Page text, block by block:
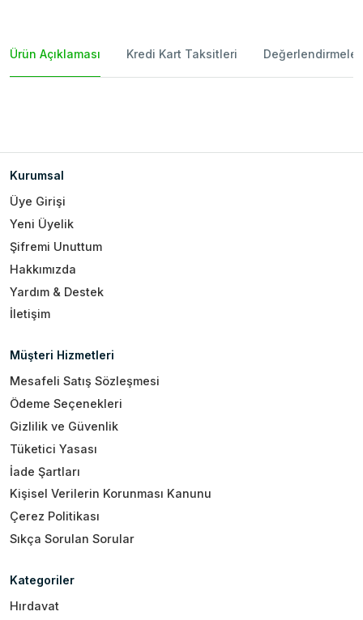
Ürün Açıklaması Kredi Kart Taksitleri Değerlendirmeler
Kurumsal
Üye Girişi
Yeni Üyelik
Şifremi Unuttum
Hakkımızda
Yardım & Destek
İletişim
Müşteri Hizmetleri
Mesafeli Satış Sözleşmesi
Ödeme Seçenekleri
Gizlilik ve Güvenlik
Tüketici Yasası
İade Şartları
Kişisel Verilerin Korunması Kanunu
Çerez Politikası
Sıkça Sorulan Sorular
Kategoriler
Hırdavat